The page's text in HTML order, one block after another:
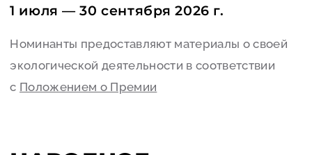
1 июля — 30 сентября 2026 г.
Номинанты предоставляют материалы о своей
экологической деятельности в соответствии
c Положением о Премии